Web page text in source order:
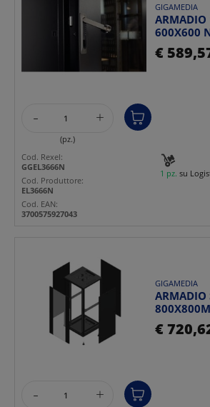
GIGAMEDIA
ARMADIO 19 SERIE
600X600
€
- +
(pz.)
1 pz. su
Cod. Rexel:
GGEL3666N
Cod. Produttore:
EL3666N
Cod. EAN:
3700575927043
GIGAMEDIA
ARMADIO
€
- +